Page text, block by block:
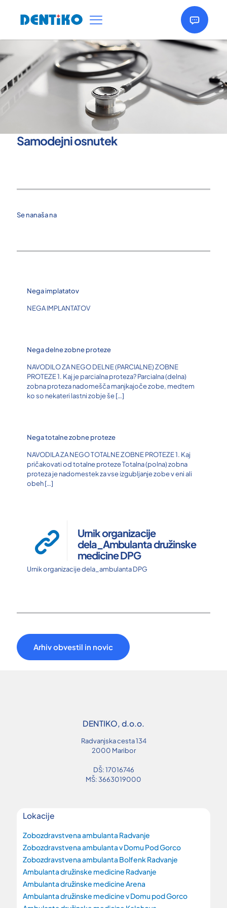
Samodejni osnutek
Se nanaša na
Nega implatatov
NEGA IMPLANTATOV
Nega delne zobne proteze
NAVODILO ZA NEGO DELNE (PARCIALNE) ZOBNE
PROTEZE 1. Kaj je parcialna proteza? Parcialna (delna)
zobna proteza nadomešča manjkajoče zobe, medtem
ko so nekateri lastni zobje še[…]
Nega totalne zobne proteze
NAVODILA ZA NEGO TOTALNE ZOBNE PROTEZE 1. Kaj
pričakovati od totalne proteze Totalna (polna) zobna
proteza je nadomestek za vse izgubljanje zobe v eni ali
obeh[…]
Urnik organizacije
dela_Ambulanta družinske
medicine DPG
Urnik organizacije dela_ambulanta DPG
Arhiv obvestil in novic
DENTIKO, d.o.o.
Radvanjska cesta 134
2000 Maribor
DŠ: 17016746
MŠ: 3663019000
Lokacije
Zobozdravstvena ambulanta Radvanje
Zobozdravstvena ambulanta v Domu Pod Gorco
Zobozdravstvena ambulanta Bolfenk Radvanje
Ambulanta družinske medicine Radvanje
Ambulanta družinske medicine Arena
Ambulanta družinske medicine v Domu pod Gorco